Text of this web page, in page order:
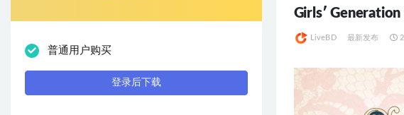
Girls′
LiveBD 最新发布
普通用户购买
登录后下载